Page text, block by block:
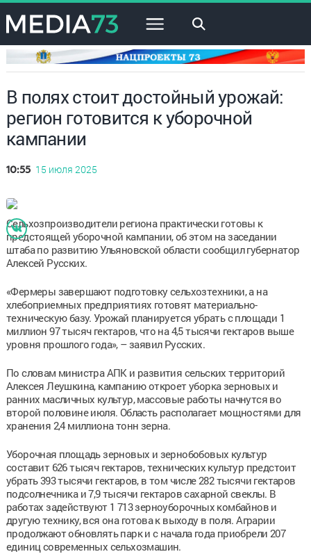
×
В полях стоит достойный урожай:
регион готовится к уборочной
кампании
10:55 15 июля 2025
Сельхозпроизводители региона практически готовы к
предстоящей уборочной кампании, об этом на заседании
штаба по развитию Ульяновской области сообщил губернатор
Алексей Русских.
«Фермеры завершают подготовку сельхозтехники, а на
хлебоприемных предприятиях готовят материально-
техническую базу. Урожай планируется убрать с площади 1
миллион 97 тысяч гектаров, что на 4,5 тысячи гектаров выше
уровня прошлого года», – заявил Русских.
По словам министра АПК и развития сельских территорий
Алексея Леушкина, кампанию откроет уборка зерновых и
ранних масличных культур, массовые работы начнутся во
второй половине июля. Область располагает мощностями для
хранения 2,4 миллиона тонн зерна.
Уборочная площадь зерновых и зернобобовых культур
составит 626 тысяч гектаров, технических культур предстоит
убрать 393 тысячи гектаров, в том числе 282 тысячи гектаров
подсолнечника и 7,9 тысячи гектаров сахарной свеклы. В
работах задействуют 1 713 зерноуборочных комбайнов и
другую технику, вся она готова к выходу в поля. Аграрии
продолжают обновлять парк и с начала года приобрели 207
единиц современных сельхозмашин.